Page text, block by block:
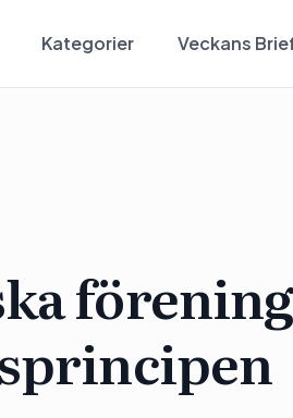
Kategorier Veckans